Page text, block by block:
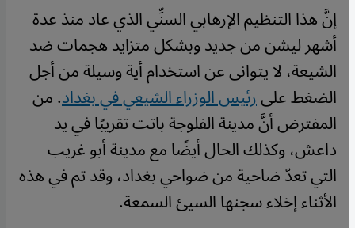
إنَّ هذا التنظيم الإرهابي السنِّي الذي عاد منذ عدة
أشهر ليشن من جديد وبشكل متزايد هجمات ضد
الشيعة، لا يتوانى عن استخدام أية وسيلة من أجل
الضغط علىرئيس الوزراء الشيعي في بغداد. من
المفترض أنَّ مدينة الفلوجة باتت تقريبًا في يد
داعش، وكذلك الحال أيضًا مع مدينة أبو غريب
التي تعدّ ضاحية من ضواحي بغداد، وقد تم في هذه
الأثناء إخلاء سجنها السيئ السمعة.